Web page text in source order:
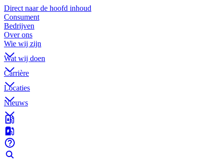
Direct naar de hoofd inhoud
Consument
Bedrijven
Over ons
Wie wij zijn
Wat wij doen
Carrière
Locaties
Nieuws